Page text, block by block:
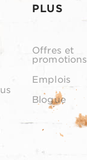
PLUS
Offres et
promotions
Emplois
Blogue